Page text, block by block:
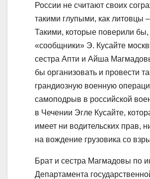
России не считают своих
такими глупыми, как литовцы
Такими, которые поверили бы,
«сообщники» Э. Кусайте
сестра Апти и Айша
бы организовать и провести
грандиозную военную
самоподрыв в российской
в Чечении Эгле Кусайте,
имеет ни водительских прав,
на вождение грузовика со
Брат и сестра Магмадовы по
Департамента